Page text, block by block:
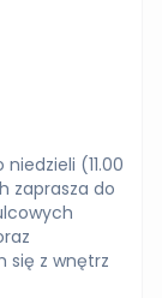
(11.00
zaprasza do
się z wnętrz